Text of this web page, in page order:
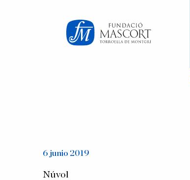
6 junio 2019
Núvol